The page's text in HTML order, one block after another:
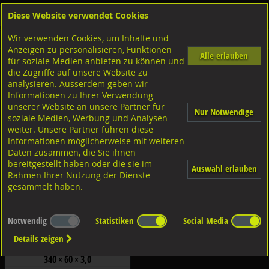
Shop Holzverbinder Zuganker Zuganker HT2 zweiteilig
Zuganker HT2 Zuglasche gerade
Filter nach Dimensionen:
×
×
Filter zurücksetzen
GH-Zuganker Zuglasche gerade Typ HT2
340 × 60 × 3,0
Diese Website verwendet Cookies
Wir verwenden Cookies, um Inhalte und
Anzeigen zu personalisieren, Funktionen
für soziale Medien anbieten zu können und
die Zugriffe auf unsere Website zu
analysieren. Ausserdem geben wir
Informationen zu Ihrer Verwendung
unserer Website an unsere Partner für
soziale Medien, Werbung und Analysen
weiter. Unsere Partner führen diese
Informationen möglicherweise mit weiteren
Daten zusammen, die Sie ihnen
bereitgestellt haben oder die sie im
Rahmen Ihrer Nutzung der Dienste
gesammelt haben.
Alle erlauben
Nur Notwendige
Auswahl erlauben
Notwendig Statistiken
Social Media
Details zeigen